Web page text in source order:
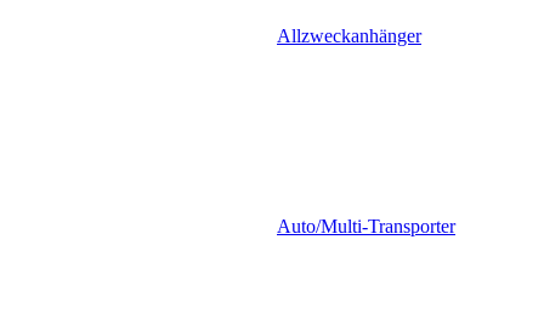
Allzweckanhänger
Auto/Multi-Transporter